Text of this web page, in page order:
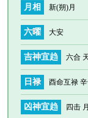
月相 新(朔)月
六曜 大安
吉神宜趋 六合
日禄 酉命互禄
凶神宜趋 四击